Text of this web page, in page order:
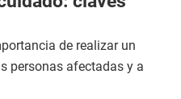
de realizar un
personas afectadas y a